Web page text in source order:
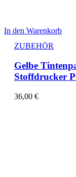
In den Warenkorb
ZUBEHÖR
Gelbe
Stoffdrucker
36,00 €